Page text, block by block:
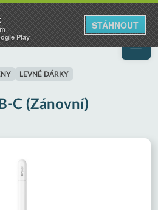
Play
STÁHNOUT
LEVNÉ DÁRKY
C (Zánovní)